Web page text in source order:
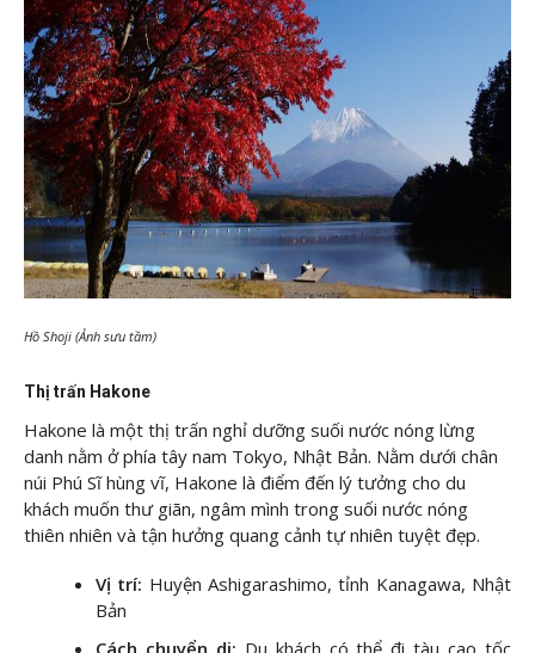
Hồ Shoji (Ảnh sưu tầm)
Thị trấn Hakone
Hakone là một thị trấn nghỉ dưỡng suối nước nóng lừng
danh nằm ở phía tây nam Tokyo, Nhật Bản. Nằm dưới chân
núi Phú Sĩ hùng vĩ, Hakone là điểm đến lý tưởng cho du
khách muốn thư giãn, ngâm mình trong suối nước nóng
thiên nhiên và tận hưởng quang cảnh tự nhiên tuyệt đẹp.
Vị trí: Huyện Ashigarashimo, tỉnh Kanagawa, Nhật
Bản